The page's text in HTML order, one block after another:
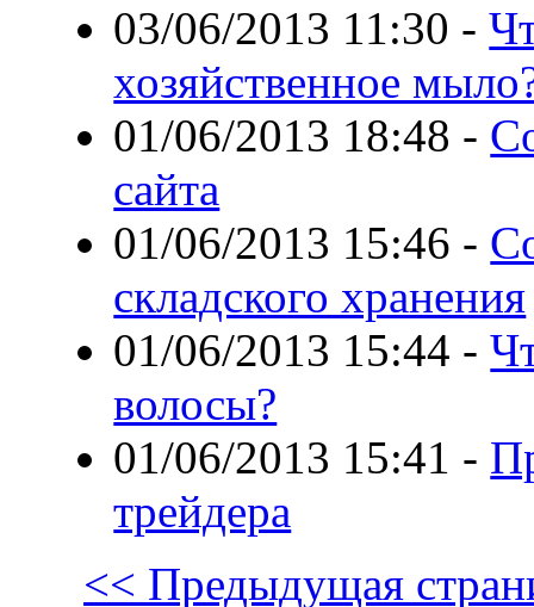
03/06/2013 11:30 -
хозяйственное
01/06/2013 18:48 -
сайта
01/06/2013 15:46 -
складского хранения
01/06/2013 15:44 -
волосы?
01/06/2013 15:41 -
трейдера
<< Предыдущая